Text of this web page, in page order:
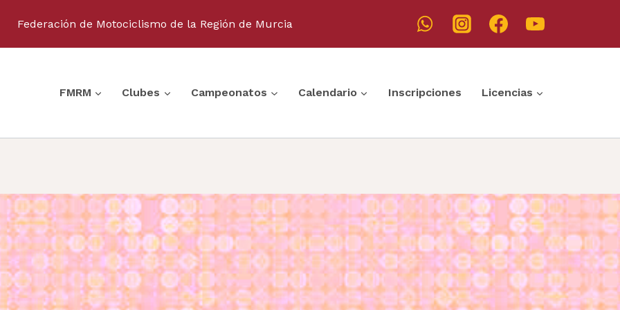
Federación de Motociclismo de la Región de Murcia
FMRM Clubes Campeonatos Calendario Inscripciones Licencias